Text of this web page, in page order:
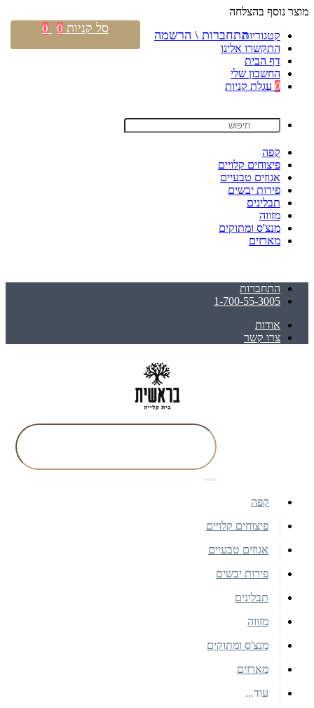
מוצר נוסף בהצלחה
קטגוריות
התקשרו אלינו
דף הבית
החשבון שלי
0 עגלת קניות
קפה
פיצוחים קלויים
אגוזים טבעיים
פירות יבשים
תבלינים
מזווה
מנצ'ס ומתוקים
מארזים
התחברות
1-700-55-3005
אודות
צרו קשר
התחברות \ הרשמה סל קניות 0
0
קפה
פיצוחים קלויים
אגוזים טבעיים
פירות יבשים
תבלינים
מזווה
מנצ'ס ומתוקים
מארזים
עוד...